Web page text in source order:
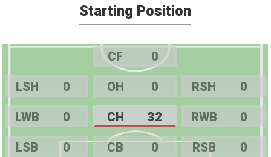
Starting Position
CF 0
LSH 0 OH 0 RSH 0
LWB 0 CH 32 RWB 0
LSB 0 CB 0 RSB 0